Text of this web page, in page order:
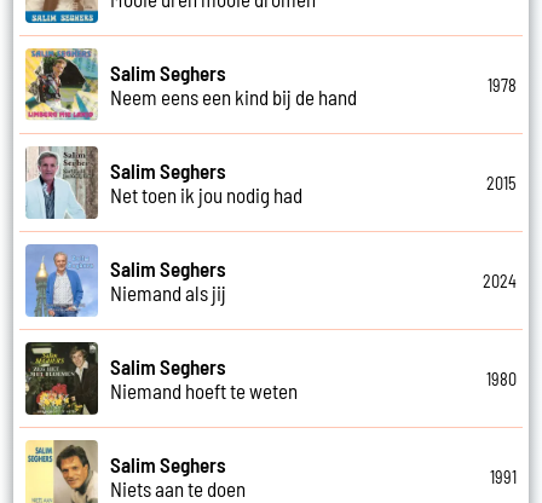
Salim Seghers
Neem eens een kind bij de hand
1978
Salim Seghers
Net toen ik jou nodig had
2015
Salim Seghers
Niemand als jij
2024
Salim Seghers
Niemand hoeft te weten
1980
Salim Seghers
Niets aan te doen
1991